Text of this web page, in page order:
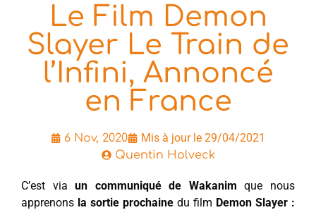
Le Film Demon
Slayer Le Train de
l’Infini, Annoncé
en France
6 Nov, 2020 Mis à jour le 29/04/2021
Quentin Holveck
C’est viaun communiqué de Wakanim que nous
apprenons la sortie prochaine du film Demon Slayer :